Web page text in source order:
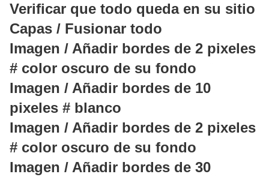
Verificar que todo queda en su sitio
Capas / Fusionar todo
Imagen / Añadir bordes de 2 pixeles
# color oscuro de su fondo
Imagen / Añadir bordes de 10
pixeles # blanco
Imagen / Añadir bordes de 2 pixeles
# color oscuro de su fondo
Imagen / Añadir bordes de 30